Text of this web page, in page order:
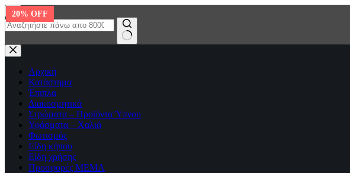
Μετάβαση
στο
περιεχόμενο
No
results
Αρχική
Κατάστημα
Έπιπλα
Διακοσμητικά
Στρώματα – Προϊόντα Ύπνου
Υφάσματα – Χαλιά
Φωτισμός
Είδη κήπου
Είδη χρήσης
Προσφορές ΜΕΜΑ
20% OFF
20% OFF